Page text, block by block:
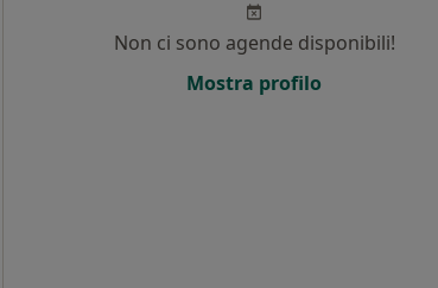
Non ci sono agende disponibili!
Mostra profilo